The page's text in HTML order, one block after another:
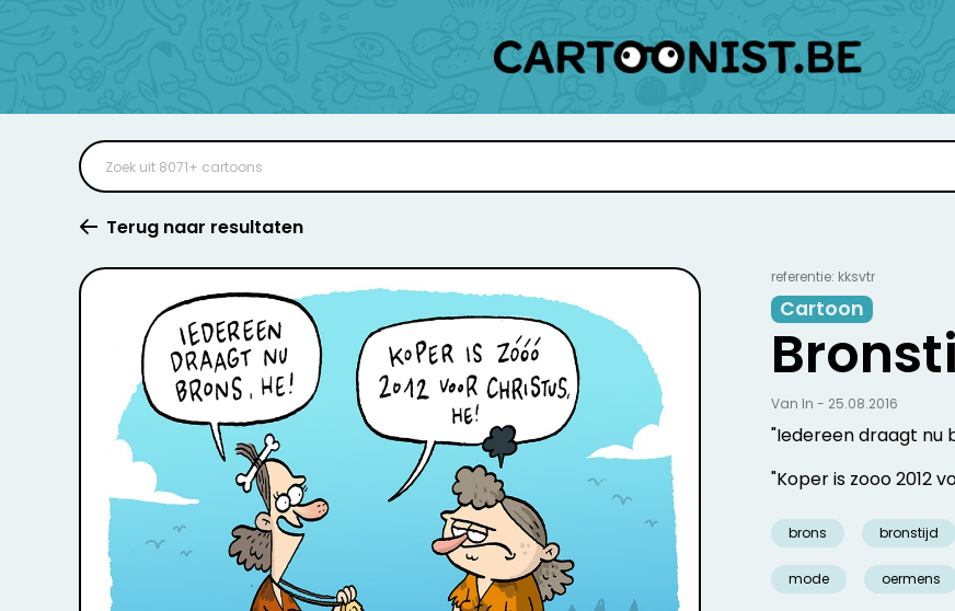
Terug naar resultaten
referentie: kksvtr
Cartoon
"Iedereen draagt nu
"Koper is zooo 2012
brons bronstijd
mode oermens
Van In - 25.08.2016